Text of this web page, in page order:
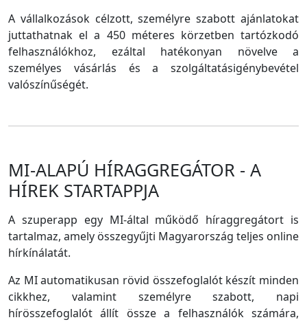
A vállalkozások célzott, személyre szabott ajánlatokat
juttathatnak el a 450 méteres körzetben tartózkodó
felhasználókhoz, ezáltal hatékonyan növelve a
személyes vásárlás és a szolgáltatásigénybevétel
valószínűségét.
MI-ALAPÚ HÍRAGGREGÁTOR - A
HÍREK STARTAPPJA
A szuperapp egy MI-által működő híraggregátort is
tartalmaz, amely összegyűjti Magyarország teljes online
hírkínálatát.
Az MI automatikusan rövid összefoglalót készít minden
cikkhez, valamint személyre szabott, napi
hírösszefoglalót állít össze a felhasználók számára,